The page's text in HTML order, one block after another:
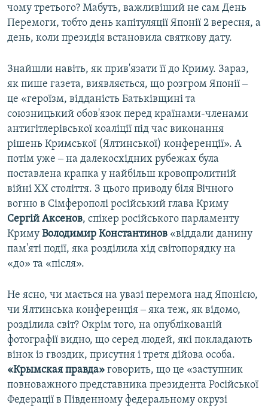
чому третього? Мабуть, важливіший не сам День
Перемоги, тобто день капітуляції Японії 2 вересня, а
день, коли президія встановила святкову дату.
Знайшли навіть, як прив'язати її до Криму. Зараз,
як пише газета, виявляється, що розгром Японії ‒
це «героїзм, відданість Батьківщині та
союзницький обов'язок перед країнами-членами
антигітлерівської коаліції під час виконання
рішень Кримської (Ялтинської) конференції». А
потім уже ‒ на далекосхідних рубежах була
поставлена крапка у найбільш кровопролитній
війні XX століття. З цього приводу біля Вічного
вогню в Сімферополі російський глава Криму
Сергій Аксенов, спікер російського парламенту
Криму Володимир Константинов «віддали данину
пам'яті події, яка розділила хід світопорядку на
«до» та «після».
Не ясно, чи мається на увазі перемога над Японією,
чи Ялтинська конференція ‒ яка теж, як відомо,
розділила світ? Окрім того, на опублікованій
фотографії видно, що серед людей, які покладають
вінок із гвоздик, присутня і третя дійова особа.
«Крымская правда» говорить, що це «заступник
повноважного представника президента Російської
Федерації в Південному федеральному окрузі